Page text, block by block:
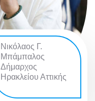
Νικόλαος Γ.
Μπάμπαλος
Δήμαρχος
Ηρακλείου Αττικής